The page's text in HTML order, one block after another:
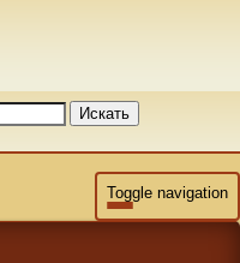
Искать
Toggle navigation